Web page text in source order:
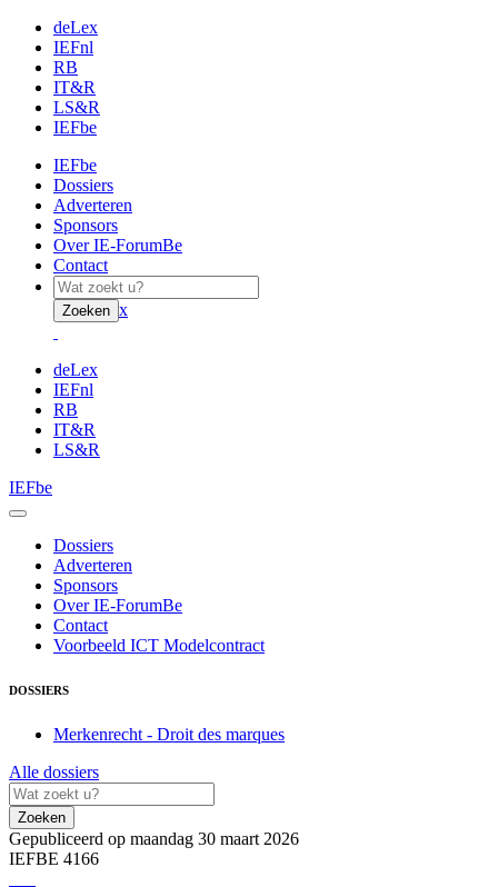
deLex
IEFnl
RB
IT&R
LS&R
IEFbe
IEFbe
Dossiers
Adverteren
Sponsors
Over IE-ForumBe
Contact
Zoeken x
deLex
IEFnl
RB
IT&R
LS&R
IEFbe
Dossiers
Adverteren
Sponsors
Over IE-ForumBe
Contact
Voorbeeld ICT Modelcontract
DOSSIERS
Merkenrecht - Droit des marques
Alle dossiers
Zoeken
Gepubliceerd op maandag 30 maart 2026
IEFBE 4166